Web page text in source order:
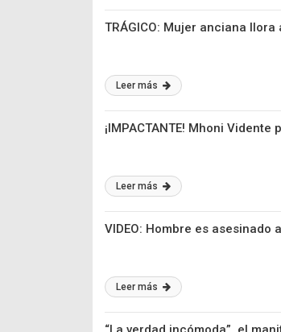
TRÁGICO: Mujer anciana
Leer más
¡IMPACTANTE! Mhoni
Leer más
VIDEO: Hombre es
Leer más